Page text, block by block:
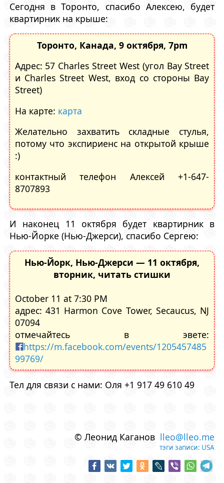
Сегодня в Торонто, спасибо Алексею, будет
квартирник на крыше:
Торонто, Канада, 9 октября, 7pm
Адрес: 57 Charles Street West (угол Bay Street
и Charles Street West, вход со стороны Bay
Street)
На карте: карта
Желательно захватить складные стулья,
потому что экспириенс на открытой крыше
:)
контактный телефон Алексей +1-647-
8707893
И наконец 11 октября будет квартирник в
Нью-Йорке (Нью-Джерси), спасибо Сергею:
Нью-Йорк, Нью-Джерси — 11 октября,
вторник, читать стишки
October 11 at 7:30 PM
адрес: 431 Harmon Cove Tower, Secaucus, NJ
07094
отмечайтесь в эвете:
https://m.facebook.com/events/1205457485
99769/
Тел для связи с нами: Оля +1 917 49 610 49
© Леонид Каганов lleo@lleo.me
тэги записи: USA